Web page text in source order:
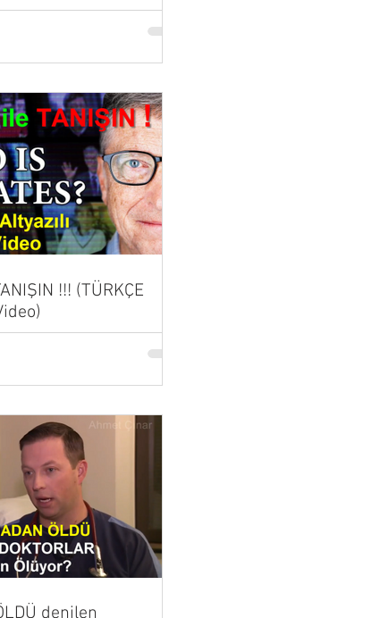
!!! (TÜRKÇE
denilen